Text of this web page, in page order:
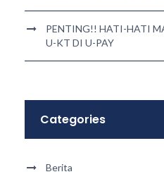
PENTING!! HATI-HATI
U-KT DI U-PAY
Categories
Berita